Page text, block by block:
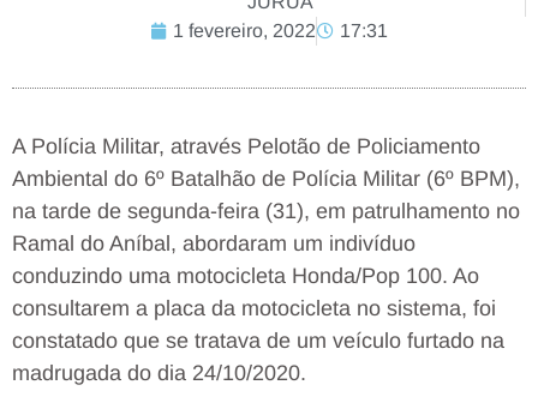
1 fevereiro, 2022
17:31
A Polícia Militar, através Pelotão de Policiamento
Ambiental do 6º Batalhão de Polícia Militar (6º BPM),
na tarde de segunda-feira (31), em patrulhamento no
Ramal do Aníbal, abordaram um indivíduo
conduzindo uma motocicleta Honda/Pop 100. Ao
consultarem a placa da motocicleta no sistema, foi
constatado que se tratava de um veículo furtado na
madrugada do dia 24/10/2020.